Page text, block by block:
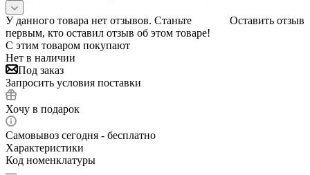
Оставить отзыв
У данного товара нет отзывов. Станьте
первым, кто оставил отзыв об этом товаре!
С этим товаром покупают
Нет в наличии
Под заказ
Запросить условия поставки
Хочу в подарок
Самовывоз сегодня - бесплатно
Характеристики
Код номенклатуры
—